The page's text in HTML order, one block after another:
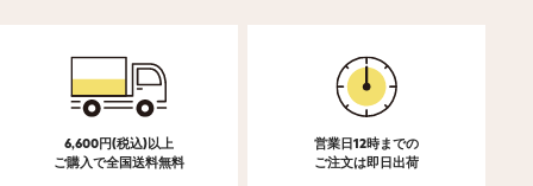
6,600円(税込)以上
ご購入で全国送料無料
営業日12時までの
ご注文は即日出荷